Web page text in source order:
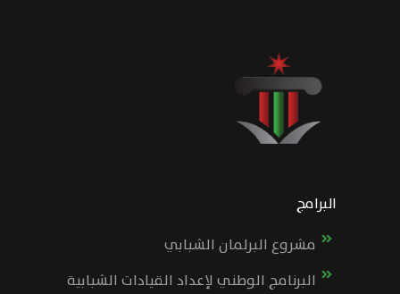
البرامج
مشروع البرلمان الشبابي
البرنامج الوطني لإعداد القيادات الشبابية